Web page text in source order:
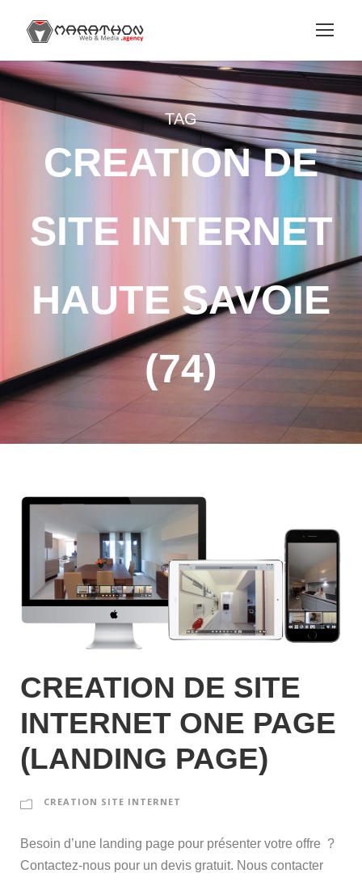
TAG
CREATION DE
SITE INTERNET
HAUTE SAVOIE
(74)
CREATION DE SITE
INTERNET ONE PAGE
(LANDING PAGE)
CREATION SITE INTERNET
Besoin d’une landing page pour présenter votre offre ?
Contactez-nous pour un devis gratuit. Nous contacter